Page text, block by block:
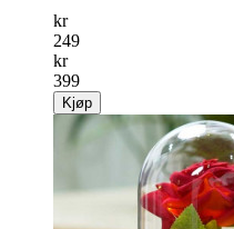
kr
249
kr
399
Kjøp